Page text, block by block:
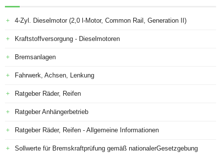
4-Zyl. Dieselmotor (2,0 l-Motor, Common Rail, Generation II)
Kraftstoffversorgung - Dieselmotoren
Bremsanlagen
Fahrwerk, Achsen, Lenkung
Ratgeber Räder, Reifen
Ratgeber Anhängerbetrieb
Ratgeber Räder, Reifen - Allgemeine Informationen
Sollwerte für Bremskraftprüfung gemäß nationalerGesetzgebung